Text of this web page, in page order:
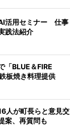
活用セミナー 仕事
践法紹介
「BLUE＆FIRE
板焼き料理提供
人が町長らと意見交
案、再質問も